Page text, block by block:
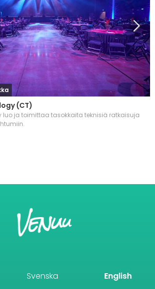
(CT)
luo ja toimittaa tasokkaita teknisiä ratkaisuja
Svenska English